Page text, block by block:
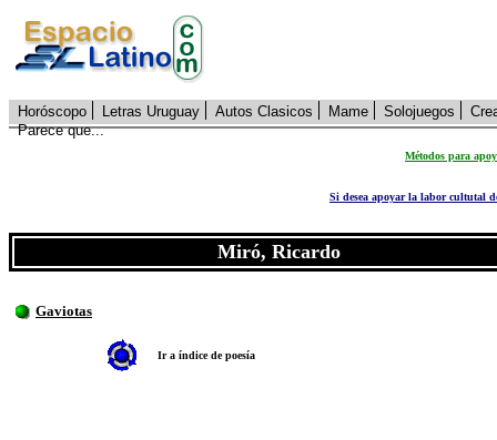
Horóscopo Letras Uruguay Autos Clasicos Mame Solojuegos
Parece que...
Métodos para
Si desea apoyar la labor cultutal
Miró, Ricardo
Gaviotas
Ir a índice de poesía